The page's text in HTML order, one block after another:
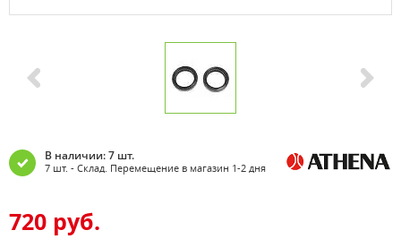
В наличии: 7 шт.
7 шт. - Склад. Перемещение в магазин 1-2 дня
720 руб.